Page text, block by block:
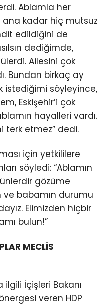
Ablamla her
ana kadar hiç mutsuz
edildiğini de
dediğimde,
Ailesini çok
Bundan birkaç ay
istediğimi söyleyince,
Eskişehir’i çok
hayalleri vardı.
terk etmez” dedi.
için yetkililere
söyledi: “Ablamın
gözüme
babamın durumu
Elimizden hiçbir
bulun!”
MECLİS
İçişleri Bakanı
veren HDP